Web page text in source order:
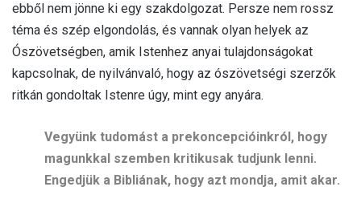
ebből nem jönne ki egy szakdolgozat. Persze nem rossz
téma és szép elgondolás, és vannak olyan helyek az
Ószövetségben, amik Istenhez anyai tulajdonságokat
kapcsolnak, de nyilvánvaló, hogy az ószövetségi szerzők
ritkán gondoltak Istenre úgy, mint egy anyára.
Vegyünk tudomást a prekoncepcióinkról, hogy
magunkkal szemben kritikusak tudjunk lenni.
Engedjük a Bibliának, hogy azt mondja, amit akar.